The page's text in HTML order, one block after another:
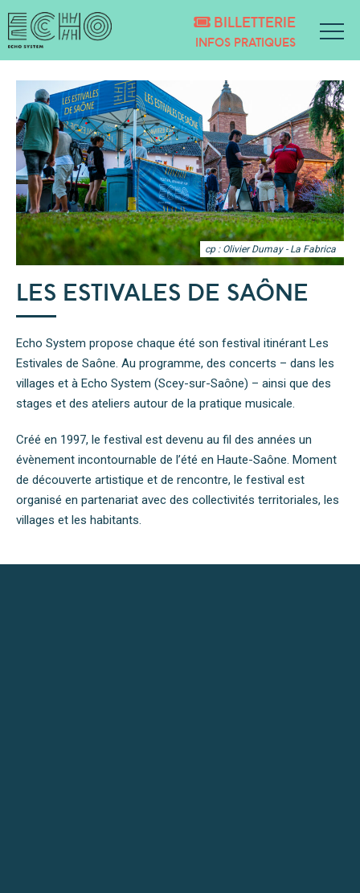
BILLETTERIE
INFOS PRATIQUES
cp : Olivier Dumay - La Fabrica
LES ESTIVALES DE SAÔNE
Echo System propose chaque été son festival itinérant Les
Estivales de Saône. Au programme, des concerts – dans les
villages et à Echo System (Scey-sur-Saône) – ainsi que des
stages et des ateliers autour de la pratique musicale.
Créé en 1997, le festival est devenu au fil des années un
évènement incontournable de l’été en Haute-Saône. Moment
de découverte artistique et de rencontre, le festival est
organisé en partenariat avec des collectivités territoriales, les
villages et les habitants.